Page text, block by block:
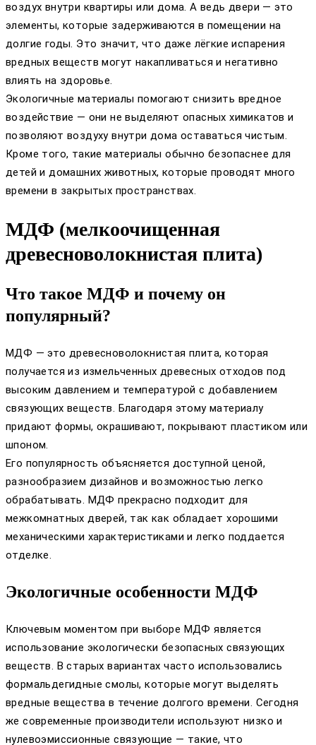
воздух внутри квартиры или дома. А ведь двери — это
элементы, которые задерживаются в помещении на
долгие годы. Это значит, что даже лёгкие испарения
вредных веществ могут накапливаться и негативно
влиять на здоровье.
Экологичные материалы помогают снизить вредное
воздействие — они не выделяют опасных химикатов и
позволяют воздуху внутри дома оставаться чистым.
Кроме того, такие материалы обычно безопаснее для
детей и домашних животных, которые проводят много
времени в закрытых пространствах.
МДФ (мелкоочищенная
древесноволокнистая плита)
Что такое МДФ и почему он
популярный?
МДФ — это древесноволокнистая плита, которая
получается из измельченных древесных отходов под
высоким давлением и температурой с добавлением
связующих веществ. Благодаря этому материалу
придают формы, окрашивают, покрывают пластиком или
шпоном.
Его популярность объясняется доступной ценой,
разнообразием дизайнов и возможностью легко
обрабатывать. МДФ прекрасно подходит для
межкомнатных дверей, так как обладает хорошими
механическими характеристиками и легко поддается
отделке.
Экологичные особенности МДФ
Ключевым моментом при выборе МДФ является
использование экологически безопасных связующих
веществ. В старых вариантах часто использовались
формальдегидные смолы, которые могут выделять
вредные вещества в течение долгого времени. Сегодня
же современные производители используют низко и
нулевоэмиссионные связующие — такие, что